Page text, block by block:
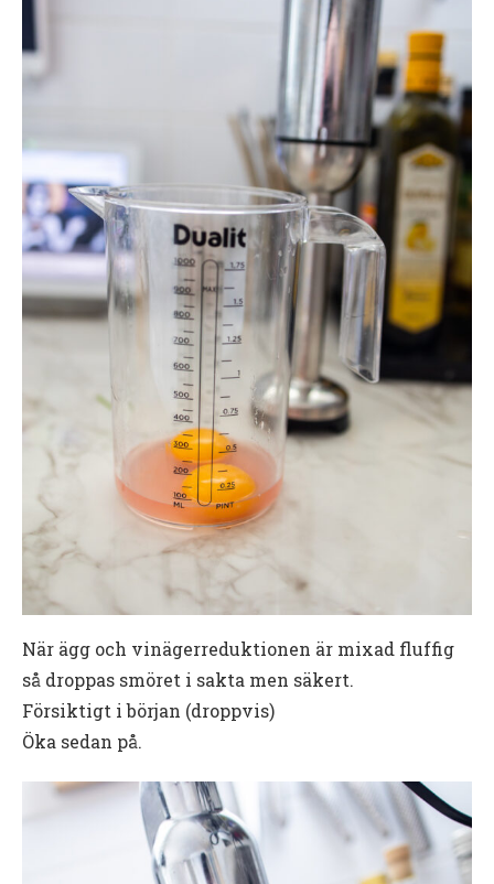
När ägg och vinägerreduktionen är mixad fluffig
så droppas smöret i sakta men säkert.
Försiktigt i början (droppvis)
Öka sedan på.